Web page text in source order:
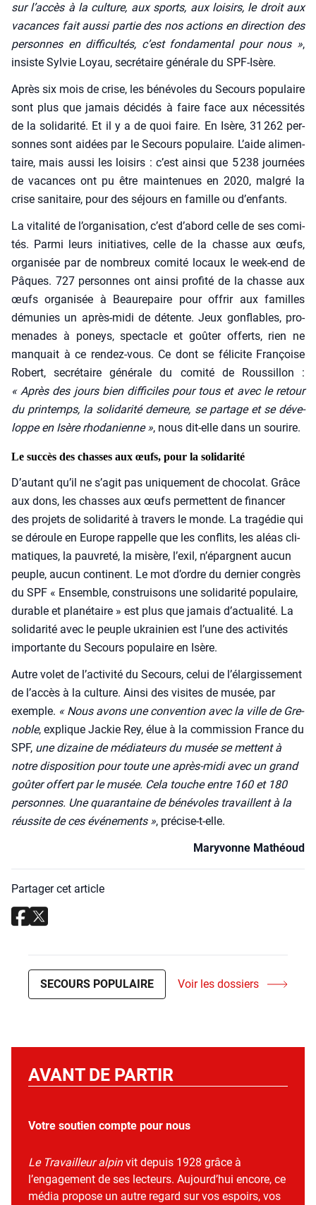
sur l’accès à la culture, aux sports, aux loi­sirs, le droit aux
vacances fait aus­si par­tie des nos actions en direc­tion des
per­sonnes en dif­fi­cul­tés, c’est fon­da­men­tal pour nous »,
insiste Syl­vie Loyau, secré­taire géné­rale du SPF-Isère.
Après six mois de crise, les béné­voles du Secours popu­laire
sont plus que jamais déci­dés à faire face aux néces­si­tés
de la soli­da­ri­té. Et il y a de quoi faire. En Isère, 31 262 per­
sonnes sont aidées par le Secours popu­laire. L’aide ali­men­
taire, mais aus­si les loi­sirs : c’est ain­si que 5 238 jour­nées
de vacances ont pu être main­te­nues en 2020, mal­gré la
crise sani­taire, pour des séjours en famille ou d’enfants.
La vita­li­té de l’organisation, c’est d’abord celle de ses comi­
tés. Par­mi leurs ini­tia­tives, celle de la chasse aux œufs,
orga­ni­sée par de nom­breux comi­té locaux le week-end de
Pâques. 727 per­sonnes ont ain­si pro­fi­té de la chasse aux
œufs orga­ni­sée à Beau­re­paire pour offrir aux familles
dému­nies un après-midi de détente. Jeux gon­flables, pro­
me­nades à poneys, spec­tacle et goû­ter offerts, rien ne
man­quait à ce ren­dez-vous. Ce dont se féli­cite Fran­çoise
Robert, secré­taire géné­rale du comi­té de Rous­sillon :
« Après des jours bien dif­fi­ciles pour tous et avec le retour
du prin­temps, la soli­da­ri­té demeure, se par­tage et se déve­
loppe en Isère rho­da­nienne », nous dit-elle dans un sou­rire.
Le succès des chasses aux œufs, pour la solidarité
D’autant qu’il ne s’agit pas uni­que­ment de cho­co­lat. Grâce
aux dons, les chasses aux œufs per­mettent de finan­cer
des pro­jets de soli­da­ri­té à tra­vers le monde. La tra­gé­die qui
se déroule en Europe rap­pelle que les conflits, les aléas cli­
ma­tiques, la pau­vre­té, la misère, l’exil, n’épargnent aucun
peuple, aucun conti­nent. Le mot d’ordre du der­nier congrès
du SPF « Ensemble, construi­sons une soli­da­ri­té popu­laire,
durable et pla­né­taire » est plus que jamais d’actualité. La
soli­da­ri­té avec le peuple ukrai­nien est l’une des acti­vi­tés
impor­tante du Secours popu­laire en Isère.
Autre volet de l’activité du Secours, celui de l’élargissement
de l’accès à la culture. Ain­si des visites de musée, par
exemple. « Nous avons une conven­tion avec la ville de Gre­
noble, explique Jackie Rey, élue à la com­mis­sion France du
SPF, une dizaine de média­teurs du musée se mettent à
notre dis­po­si­tion pour toute une après-midi avec un grand
goû­ter offert par le musée. Cela touche entre 160 et 180
per­sonnes. Une qua­ran­taine de béné­voles tra­vaillent à la
réus­site de ces évé­ne­ments », pré­cise-t-elle.
Mary­vonne Mathéoud
Partager cet article
SECOURS POPULAIRE Voir les dossiers
AVANT DE PARTIR
Votre soutien compte pour nous
Le Travailleur alpinvit depuis 1928 grâce à
l’engagement de ses lecteurs. Aujourd’hui encore, ce
média propose un autre regard sur vos espoirs, vos